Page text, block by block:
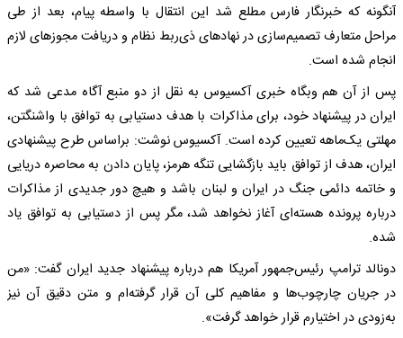
آنگونه که خبرنگار فارس مطلع شد این انتقال با واسطه پیام، بعد از طی
مراحل متعارف تصمیم‌سازی در نهادهای ذی‌ربط نظام و دریافت مجوزهای لازم
انجام شده است.
پس از آن هم وبگاه خبری آکسیوس به نقل از دو منبع آگاه مدعی شد که
ایران در پیشنهاد خود، برای مذاکرات با هدف دستیابی به توافق با واشنگتن،
مهلتی یک‌ماهه تعیین کرده است. آکسیوس نوشت: براساس طرح پیشنهادی
ایران، هدف از توافق باید بازگشایی تنگه هرمز، پایان دادن به محاصره دریایی
و خاتمه دائمی جنگ در ایران و لبنان باشد و هیچ دور جدیدی از مذاکرات
درباره پرونده هسته‌ای آغاز نخواهد شد، مگر پس از دستیابی به توافق یاد
شده.
دونالد ترامپ رئیس‌جمهور آمریکا هم درباره پیشنهاد جدید ایران گفت: «من
در جریان چارچوب‌ها و مفاهیم کلی آن قرار گرفته‌ام و متن دقیق آن نیز
به‌زودی در اختیارم قرار خواهد گرفت».